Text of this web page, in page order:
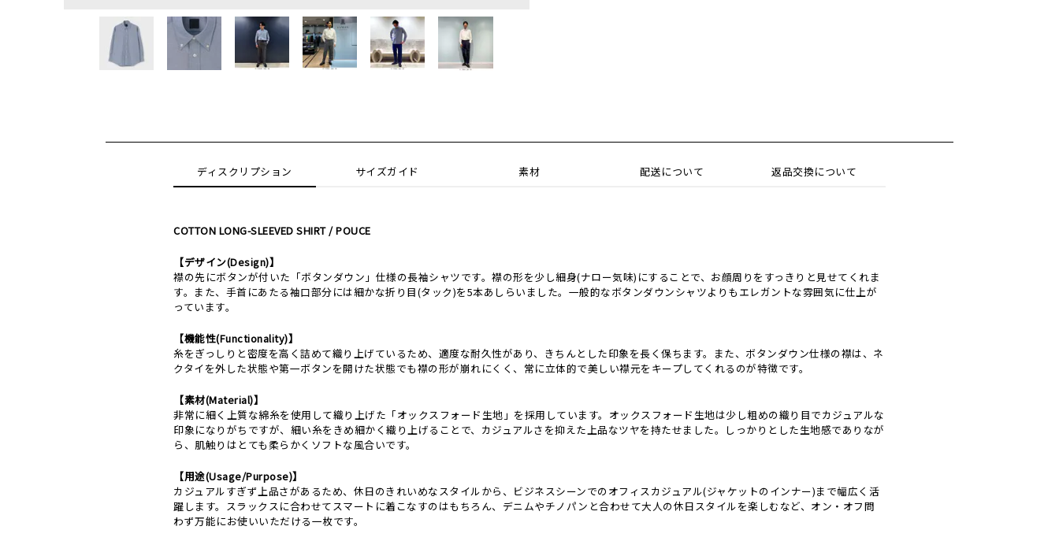
ディスクリプション サイズガイド 素材 配送について 返品交換について
COTTON LONG-SLEEVED SHIRT / POUCE
【デザイン(Design)】
襟の先にボタンが付いた「ボタンダウン」仕様の長袖シャツです。襟の形を少し細身(ナロー気味)にすることで、お顔周りをすっきりと見せてくれま
す。また、手首にあたる袖口部分には細かな折り目(タック)を5本あしらいました。一般的なボタンダウンシャツよりもエレガントな雰囲気に仕上が
っています。
【機能性(Functionality)】
糸をぎっしりと密度を高く詰めて織り上げているため、適度な耐久性があり、きちんとした印象を長く保ちます。また、ボタンダウン仕様の襟は、ネ
クタイを外した状態や第一ボタンを開けた状態でも襟の形が崩れにくく、常に立体的で美しい襟元をキープしてくれるのが特徴です。
【素材(Material)】
非常に細く上質な綿糸を使用して織り上げた「オックスフォード生地」を採用しています。オックスフォード生地は少し粗めの織り目でカジュアルな
印象になりがちですが、細い糸をきめ細かく織り上げることで、カジュアルさを抑えた上品なツヤを持たせました。しっかりとした生地感でありなが
ら、肌触りはとても柔らかくソフトな風合いです。
【用途(Usage/Purpose)】
カジュアルすぎず上品さがあるため、休日のきれいめなスタイルから、ビジネスシーンでのオフィスカジュアル(ジャケットのインナー)まで幅広く活
躍します。スラックスに合わせてスマートに着こなすのはもちろん、デニムやチノパンと合わせて大人の休日スタイルを楽しむなど、オン・オフ問
わず万能にお使いいただける一枚です。